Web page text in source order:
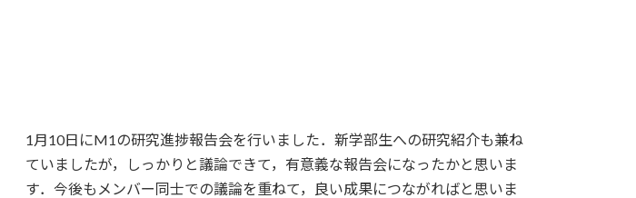
1月10日にM1の研究進捗報告会を行いました．新学部生への研究紹介も兼ね
ていましたが，しっかりと議論できて，有意義な報告会になったかと思いま
す．今後もメンバー同士での議論を重ねて，良い成果につながればと思いま